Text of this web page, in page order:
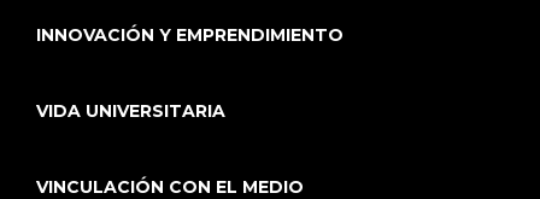
INNOVACIÓN Y EMPRENDIMIENTO
VIDA UNIVERSITARIA
VINCULACIÓN CON EL MEDIO